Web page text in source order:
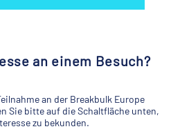
an einem Besuch?
an der Breakbulk Europe
Sie bitte auf die Schaltfläche unten,
zu bekunden.